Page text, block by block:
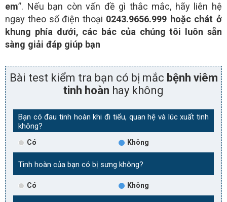
em”. Nếu bạn còn vấn đề gì thắc mắc, hãy liên hệ
ngay theo số điện thoại 0243.9656.999 hoặc chát ở
khung phía dưới, các bác của chúng tôi luôn sẵn
sàng giải đáp giúp bạn
Bài test kiểm tra bạn có bị mắc bệnh viêm
tinh hoàn hay không
Bạn có đau tinh hoàn khi đi tiểu, quan hệ và lúc xuất tinh
không?
Có Không
Tinh hoàn của bạn có bị sưng không?
Có Không